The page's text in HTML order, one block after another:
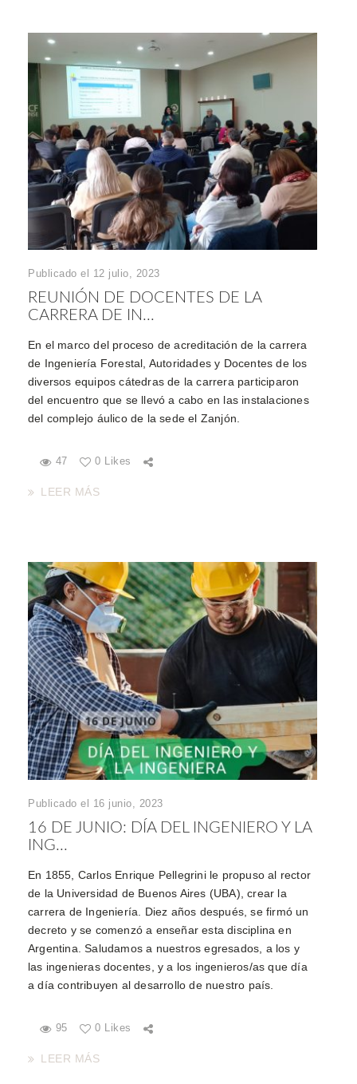
Publicado el 12 julio, 2023
REUNIÓN DE DOCENTES DE LA
CARRERA DE IN...
En el marco del proceso de acreditación de la carrera
de Ingeniería Forestal, Autoridades y Docentes de los
diversos equipos cátedras de la carrera participaron
del encuentro que se llevó a cabo en las instalaciones
del complejo áulico de la sede el Zanjón.
47 0 Likes
LEER MÁS
Publicado el 16 junio, 2023
16 DE JUNIO: DÍA DEL INGENIERO Y LA
ING...
En 1855, Carlos Enrique Pellegrini le propuso al rector
de la Universidad de Buenos Aires (UBA), crear la
carrera de Ingeniería. Diez años después, se firmó un
decreto y se comenzó a enseñar esta disciplina en
Argentina. Saludamos a nuestros egresados, a los y
las ingenieras docentes, y a los ingenieros/as que día
a día contribuyen al desarrollo de nuestro país.
95 0 Likes
LEER MÁS